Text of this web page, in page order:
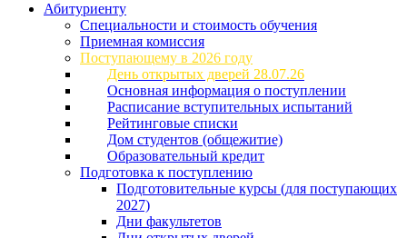
Абитуриенту
Специальности и стоимость обучения
Приемная комиссия
Поступающему в 2026 году
День открытых дверей 28.07.26
Основная информация о поступлении
Расписание вступительных испытаний
Рейтинговые списки
Дом студентов (общежитие)
Образовательный кредит
Подготовка к поступлению
Подготовительные курсы (для поступающих
2027)
Дни факультетов